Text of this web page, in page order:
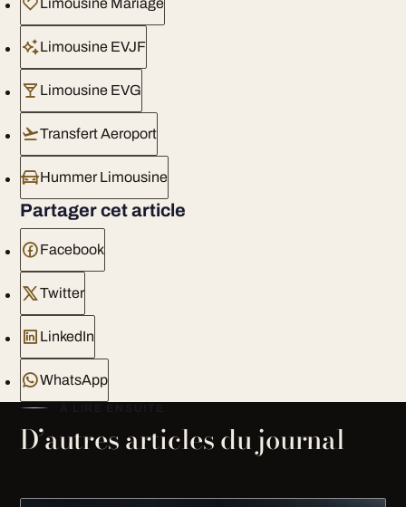
Limousine Mariage
Limousine EVJF
Limousine EVG
Transfert Aeroport
Hummer Limousine
Partager cet article
Facebook
Twitter
LinkedIn
WhatsApp
D’autres articles du journal